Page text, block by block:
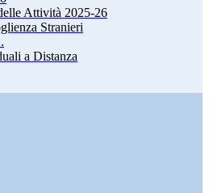
Attività 2025-26
Stranieri
a Distanza